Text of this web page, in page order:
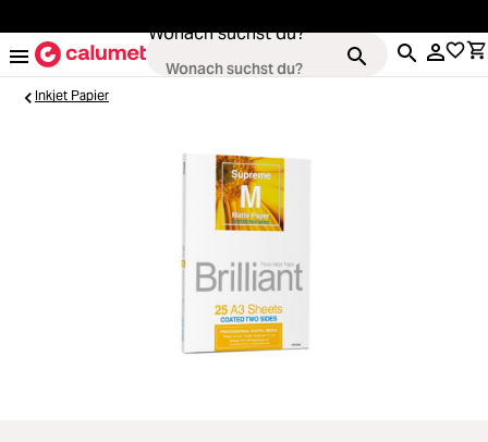
Wonach suchst du?
Video & Drohnen
Stative & Gimbals
Inkjet Papier